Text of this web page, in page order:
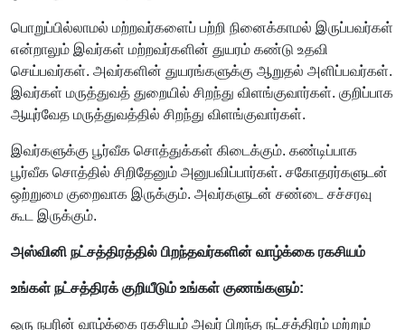
பொறுப்பில்லாமல் மற்றவர்களைப் பற்றி நினைக்காமல் இருப்பவர்கள்
என்றாலும் இவர்கள் மற்றவர்களின் துயரம் கண்டு உதவி
செய்பவர்கள். அவர்களின் துயரங்களுக்கு ஆறுதல் அளிப்பவர்கள்.
இவர்கள் மருத்துவத் துறையில் சிறந்து விளங்குவார்கள். குறிப்பாக
ஆயுர்வேத மருத்துவத்தில் சிறந்து விளங்குவார்கள்.
இவர்களுக்கு பூர்வீக சொத்துக்கள் கிடைக்கும். கண்டிப்பாக
பூர்வீக சொத்தில் சிறிதேனும் அனுபவிப்பார்கள். சகோதரர்களுடன்
ஒற்றுமை குறைவாக இருக்கும். அவர்களுடன் சண்டை சச்சரவு
கூட இருக்கும்.
அஸ்வினி நட்சத்திரத்தில் பிறந்தவர்களின் வாழ்க்கை ரகசியம்
உங்கள் நட்சத்திரக் குறியீடும் உங்கள் குணங்களும்:
ஒரு நபரின் வாழ்க்கை ரகசியம் அவர் பிறந்த நட்சத்திரம் மற்றும்